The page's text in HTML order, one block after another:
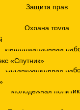
Аппарат
Защита прав
Охрана труда
Информационная
Организационная
Молодежная
«Спутник»
слабовидящих